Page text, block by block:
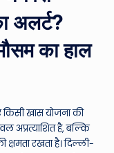
अलर्ट?
का हाल
खास योजना की
अप्रत्याशित है, बल्कि
रखता है। दिल्ली-